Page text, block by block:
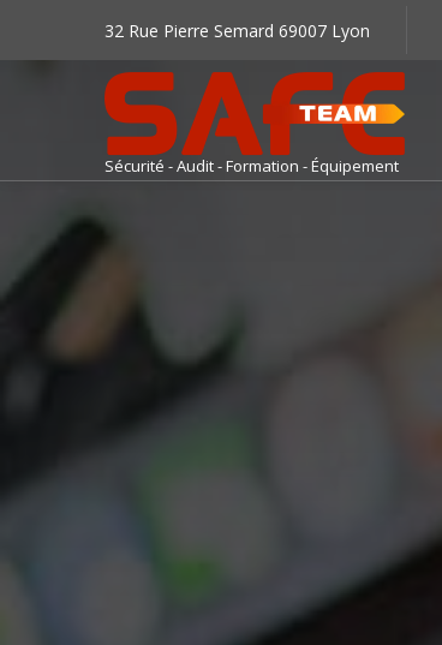
32 Rue Pierre Semard 69007 Lyon